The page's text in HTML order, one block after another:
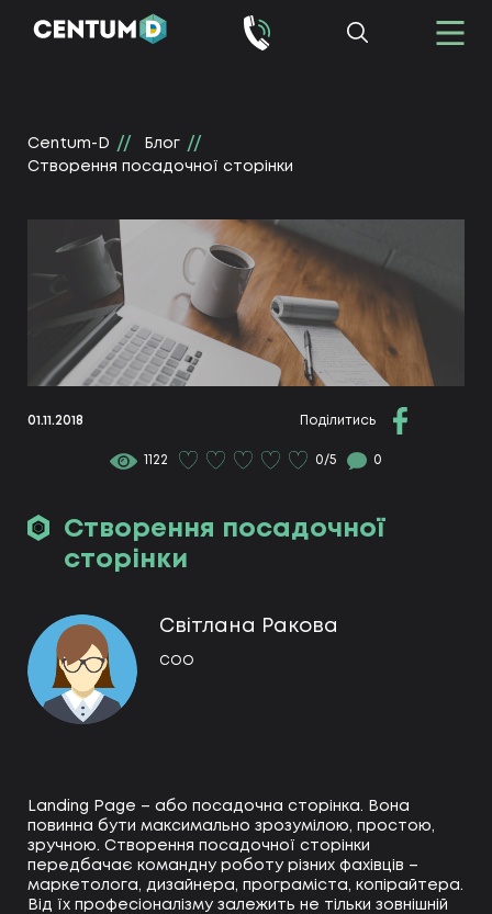
Centum-D
Блог
Створення посадочної сторінки
01.11.2018
1122 0/5 0
Поділитись
Створення посадочної
сторінки
Світлана Ракова
СОО
Landing Page – або посадочна сторінка. Вона
повинна бути максимально зрозумілою, простою,
зручною. Створення посадочної сторінки
передбачає командну роботу різних фахівців –
маркетолога, дизайнера, програміста, копірайтера.
Від їх професіоналізму залежить не тільки зовнішній